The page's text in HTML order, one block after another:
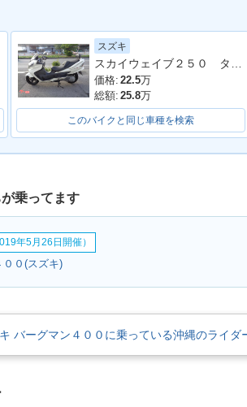
2017年 BURGMAN 40
0・その他
スズキ
価格: 22.5万
総額: 25.8万
このバイクと同じ車種を検索
乗ってます
年5月26日開催）
０(スズキ)
バーグマン４００に乗っている沖縄のライダ